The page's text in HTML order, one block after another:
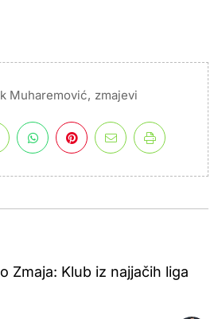
Muharemović, zmajevi
Zmaja: Klub iz najjačih liga